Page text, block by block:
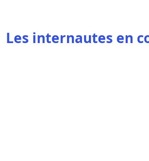
Les internautes en